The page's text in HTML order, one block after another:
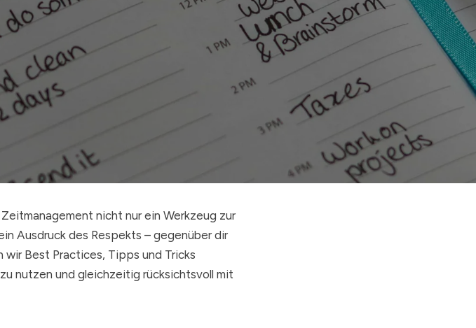
nicht nur ein Werkzeug zur
Ausdruck des Respekts – gegenüber dir
wir Best Practices, Tipps und Tricks
nutzen und gleichzeitig rücksichtsvoll mit